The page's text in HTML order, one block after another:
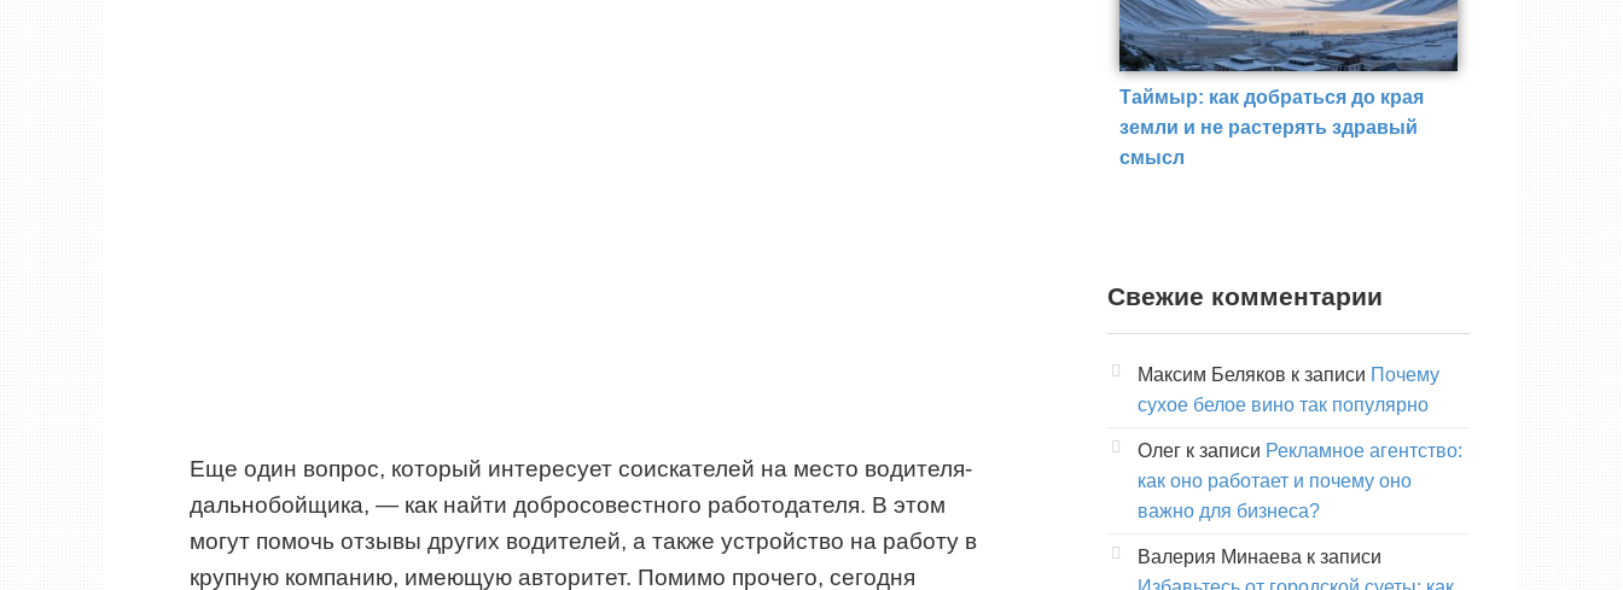
Еще один вопрос, который интересует соискателей на место водителя-
дальнобойщика, — как найти добросовестного работодателя. В этом
могут помочь отзывы других водителей, а также устройство на работу в
крупную компанию, имеющую авторитет. Помимо прочего, сегодня
Таймыр: как добраться до края
земли и не растерять здравый
смысл
Свежие комментарии
Максим Беляков к записи Почему
сухое белое вино так популярно
Олег к записи Рекламное агентство:
как оно работает и почему оно
важно для бизнеса?
Валерия Минаева к записи